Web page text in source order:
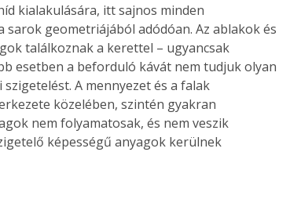
kialakulására, itt sajnos minden
geometriájából adódóan. Az ablakok és
találkoznak a kerettel – ugyancsak
esetben a beforduló kávát nem tudjuk olyan
A mennyezet és a falak
közelében, szintén gyakran
nem folyamatosak, és nem veszik
képességű anyagok kerülnek